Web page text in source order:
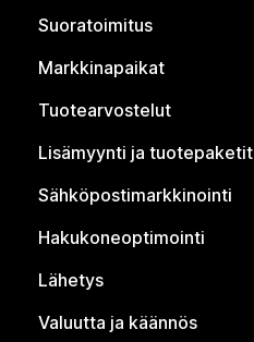
Suoratoimitus
Markkinapaikat
Tuotearvostelut
Lisämyynti ja tuotepaketit
Sähköpostimarkkinointi
Hakukoneoptimointi
Lähetys
Valuutta ja käännös